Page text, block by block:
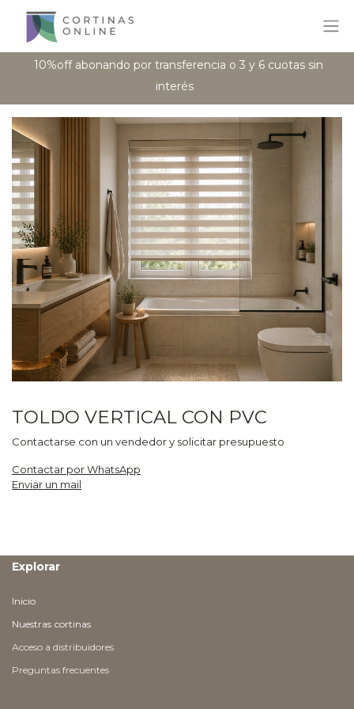
10%off abonando por transferencia o 3 y 6 cuotas sin
interés
TOLDO VERTICAL CON PVC
Contactarse con un vendedor y solicitar presupuesto
Contactar por WhatsApp
Enviar un mail
Explorar
Inicio
Nuestras cortinas
Acceso a distribuidores
Preguntas frecuentes